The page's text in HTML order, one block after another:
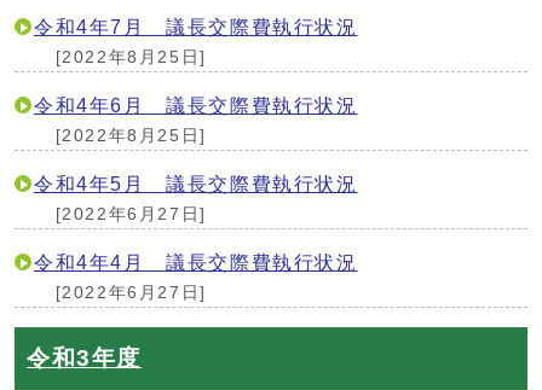
令和4年7月 議長交際費執行状況
[2022年8月25日]
令和4年6月 議長交際費執行状況
[2022年8月25日]
令和4年5月 議長交際費執行状況
[2022年6月27日]
令和4年4月 議長交際費執行状況
[2022年6月27日]
令和3年度